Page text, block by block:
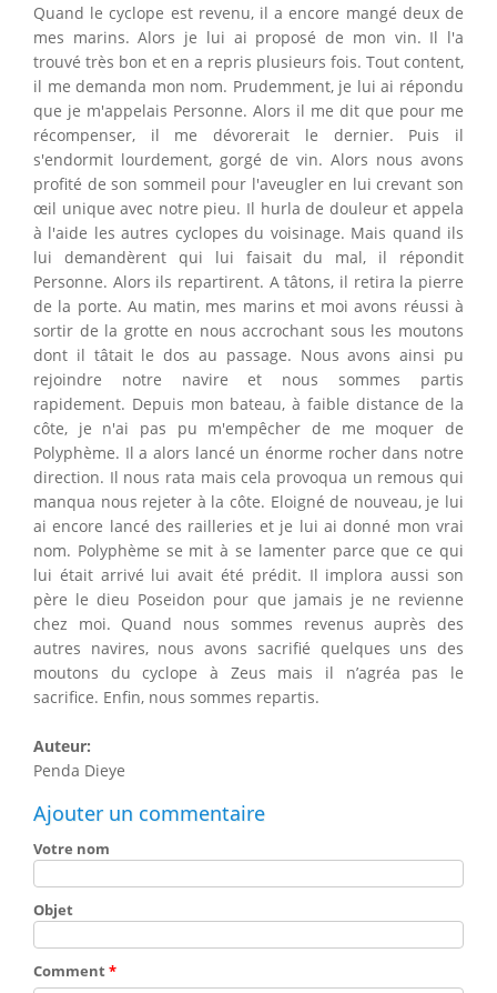
Quand le cyclope est revenu, il a encore mangé deux de
mes marins. Alors je lui ai proposé de mon vin. Il l'a
trouvé très bon et en a repris plusieurs fois. Tout content,
il me demanda mon nom. Prudemment, je lui ai répondu
que je m'appelais Personne. Alors il me dit que pour me
récompenser, il me dévorerait le dernier. Puis il
s'endormit lourdement, gorgé de vin. Alors nous avons
profité de son sommeil pour l'aveugler en lui crevant son
œil unique avec notre pieu. Il hurla de douleur et appela
à l'aide les autres cyclopes du voisinage. Mais quand ils
lui demandèrent qui lui faisait du mal, il répondit
Personne. Alors ils repartirent. A tâtons, il retira la pierre
de la porte. Au matin, mes marins et moi avons réussi à
sortir de la grotte en nous accrochant sous les moutons
dont il tâtait le dos au passage. Nous avons ainsi pu
rejoindre notre navire et nous sommes partis
rapidement. Depuis mon bateau, à faible distance de la
côte, je n'ai pas pu m'empêcher de me moquer de
Polyphème. Il a alors lancé un énorme rocher dans notre
direction. Il nous rata mais cela provoqua un remous qui
manqua nous rejeter à la côte. Eloigné de nouveau, je lui
ai encore lancé des railleries et je lui ai donné mon vrai
nom. Polyphème se mit à se lamenter parce que ce qui
lui était arrivé lui avait été prédit. Il implora aussi son
père le dieu Poseidon pour que jamais je ne revienne
chez moi. Quand nous sommes revenus auprès des
autres navires, nous avons sacrifié quelques uns des
moutons du cyclope à Zeus mais il n’agréa pas le
sacrifice. Enfin, nous sommes repartis.
Auteur:
Penda Dieye
Ajouter un commentaire
Votre nom
Objet
Comment*